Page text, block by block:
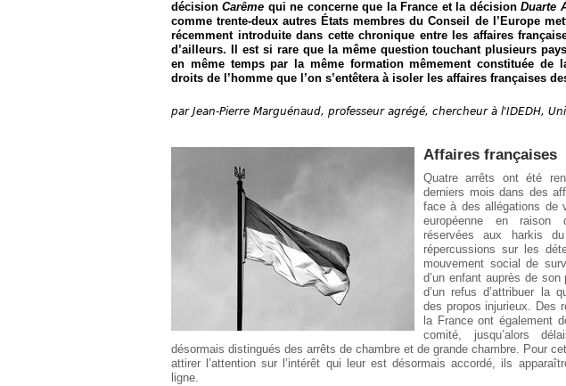
décisionCarême qui ne concerne que la France et la décisionDuarte
comme trente-deux autres États membres du Conseil de l’Europe
récemment introduite dans cette chronique entre les affaires
d’ailleurs. Il est si rare que la même question touchant plusieurs
en même temps par la même formation mêmement constituée de
droits de l’homme que l’on s’entêtera à isoler les affaires françaises
par Jean-Pierre Marguénaud, professeur agrégé, chercheur à l'IDEDH,
Affaires françaises
Quatre arrêts ont été
derniers mois dans des
face à des allégations de
européenne en
réservées aux harkis
répercussions sur les
mouvement social de
d’un enfant auprès de
d’un refus d’attribuer la
des propos injurieux. Des
la France ont également
comité, jusqu’alors
désormais distingués des arrêts de chambre et de grande chambre. Pour
attirer l’attention sur l’intérêt qui leur est désormais accordé, ils
ligne.